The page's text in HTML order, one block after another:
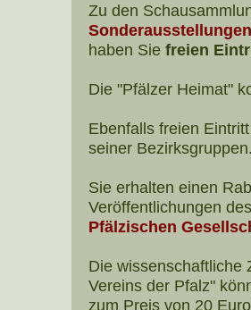
Zu den
Sonderausstellungen
haben Sie freien
Die "Pfälzer Heimat"
Ebenfalls freien
seiner Bezirksgruppen.
Sie erhalten einen
Veröffentlichungen
Pfälzischen
Die wissenschaftliche
Vereins der Pfalz"
zum Preis von 20